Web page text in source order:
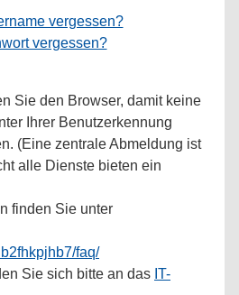
vergessen?
vergessen?
Sie den Browser, damit keine
Ihrer Benutzerkennung
(Eine zentrale Abmeldung ist
alle Dienste bieten ein
finden Sie unter
faq/
Sie sich bitte an das IT-